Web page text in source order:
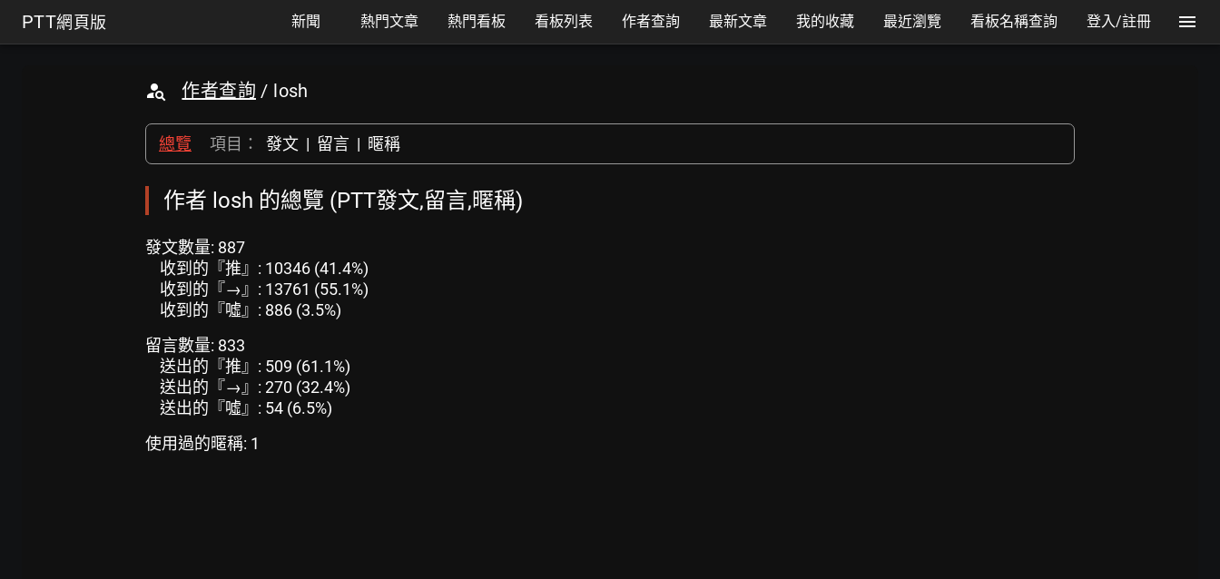
PTT網頁版 新聞 熱門文章 熱門看板 看板列表 作者查詢 最新文章 我的收藏 最近瀏覽 看板名稱查詢 登入/註冊
作者查詢 / losh
總覽 項目： 發文 | 留言 | 暱稱
作者 losh 的總覽 (PTT發文,留言,暱稱)
發文數量: 887
收到的『推』: 10346 (41.4%)
收到的『→』: 13761 (55.1%)
收到的『噓』: 886 (3.5%)
留言數量: 833
送出的『推』: 509 (61.1%)
送出的『→』: 270 (32.4%)
送出的『噓』: 54 (6.5%)
使用過的暱稱: 1